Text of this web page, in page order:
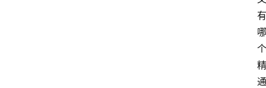
有
哪
个
精
通